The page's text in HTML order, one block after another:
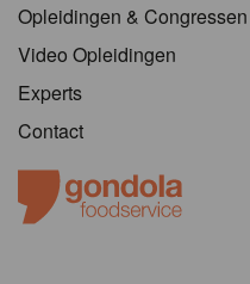
Opleidingen & Congressen
Video Opleidingen
Experts
Contact